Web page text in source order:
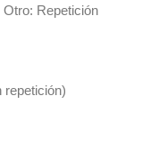
Repetición
repetición)